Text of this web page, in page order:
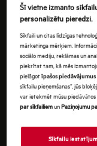
Lai uzzinātu, kā
datus, lūdzu,
ziņojumu.
Šī vietne izmanto
personalizētu pieredzi.
Sīkfaili un citas līdzīgas
mārketinga mērķiem.
sociālo mediju, reklāmas un
piekrītat tam, kā mēs
pielāgotīpašos piedāvājumus
sīkfailu pieņemšanas”, jūs
var ietekmēt mūsu
par sīkfailiemunPaziņojumu
Sīkfailu